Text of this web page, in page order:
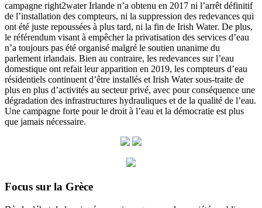
campagne right2water Irlande n’a obtenu en 2017 ni l’arrêt définitif
de l’installation des compteurs, ni la suppression des redevances qui
ont été juste repoussées à plus tard, ni la fin de Irish Water. De plus,
le référendum visant à empêcher la privatisation des services d’eau
n’a toujours pas été organisé malgré le soutien unanime du
parlement irlandais. Bien au contraire, les redevances sur l’eau
domestique ont refait leur apparition en 2019, les compteurs d’eau
résidentiels continuent d’être installés et Irish Water sous-traite de
plus en plus d’activités au secteur privé, avec pour conséquence une
dégradation des infrastructures hydrauliques et de la qualité de l’eau.
Une campagne forte pour le droit à l’eau et la démocratie est plus
que jamais nécessaire.
Focus sur la Grèce